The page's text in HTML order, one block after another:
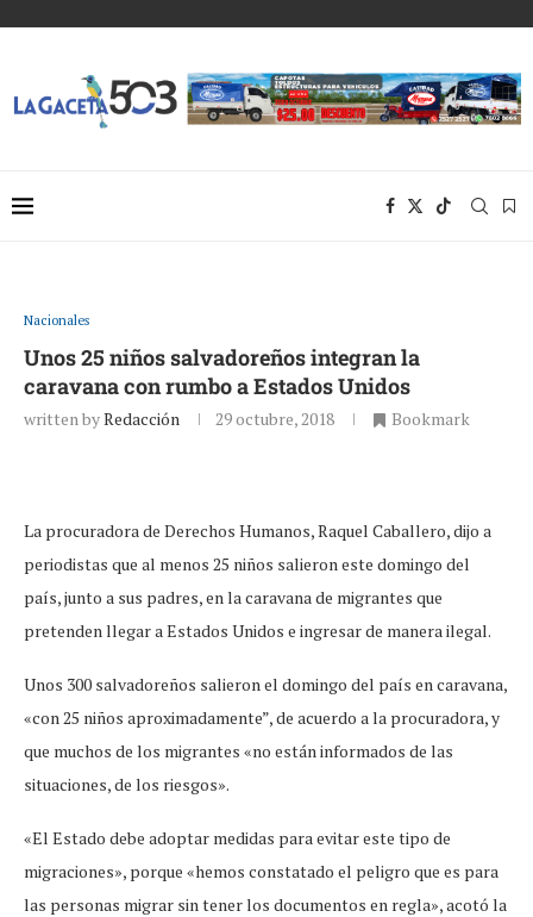
Nacionales
Unos 25 niños salvadoreños integran la
caravana con rumbo a Estados Unidos
written byRedacción 29 octubre, 2018 Bookmark
La procuradora de Derechos Humanos, Raquel Caballero, dijo a
periodistas que al menos 25 niños salieron este domingo del
país, junto a sus padres, en la caravana de migrantes que
pretenden llegar a Estados Unidos e ingresar de manera ilegal.
Unos 300 salvadoreños salieron el domingo del país en caravana,
«con 25 niños aproximadamente”, de acuerdo a la procuradora, y
que muchos de los migrantes «no están informados de las
situaciones, de los riesgos».
«El Estado debe adoptar medidas para evitar este tipo de
migraciones», porque «hemos constatado el peligro que es para
las personas migrar sin tener los documentos en regla», acotó la